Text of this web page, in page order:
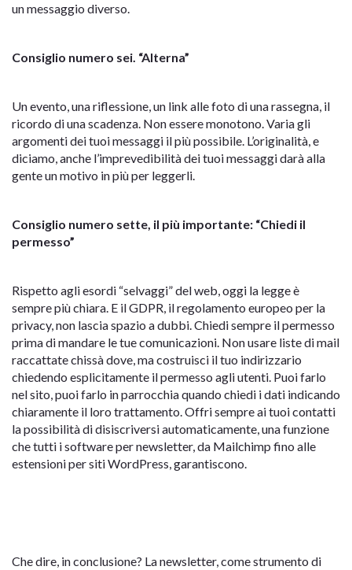
un messaggio diverso.
Consiglio numero sei. “Alterna”
Un evento, una riflessione, un link alle foto di una rassegna, il
ricordo di una scadenza. Non essere monotono. Varia gli
argomenti dei tuoi messaggi il più possibile. L’originalità, e
diciamo, anche l’imprevedibilità dei tuoi messaggi darà alla
gente un motivo in più per leggerli.
Consiglio numero sette, il più importante: “Chiedi il
permesso”
Rispetto agli esordi “selvaggi” del web, oggi la legge è
sempre più chiara. E il GDPR, il regolamento europeo per la
privacy, non lascia spazio a dubbi. Chiedi sempre il permesso
prima di mandare le tue comunicazioni. Non usare liste di mail
raccattate chissà dove, ma costruisci il tuo indirizzario
chiedendo esplicitamente il permesso agli utenti. Puoi farlo
nel sito, puoi farlo in parrocchia quando chiedi i dati indicando
chiaramente il loro trattamento. Offri sempre ai tuoi contatti
la possibilità di disiscriversi automaticamente, una funzione
che tutti i software per newsletter, da Mailchimp fino alle
estensioni per siti WordPress, garantiscono.
Che dire, in conclusione? La newsletter, come strumento di